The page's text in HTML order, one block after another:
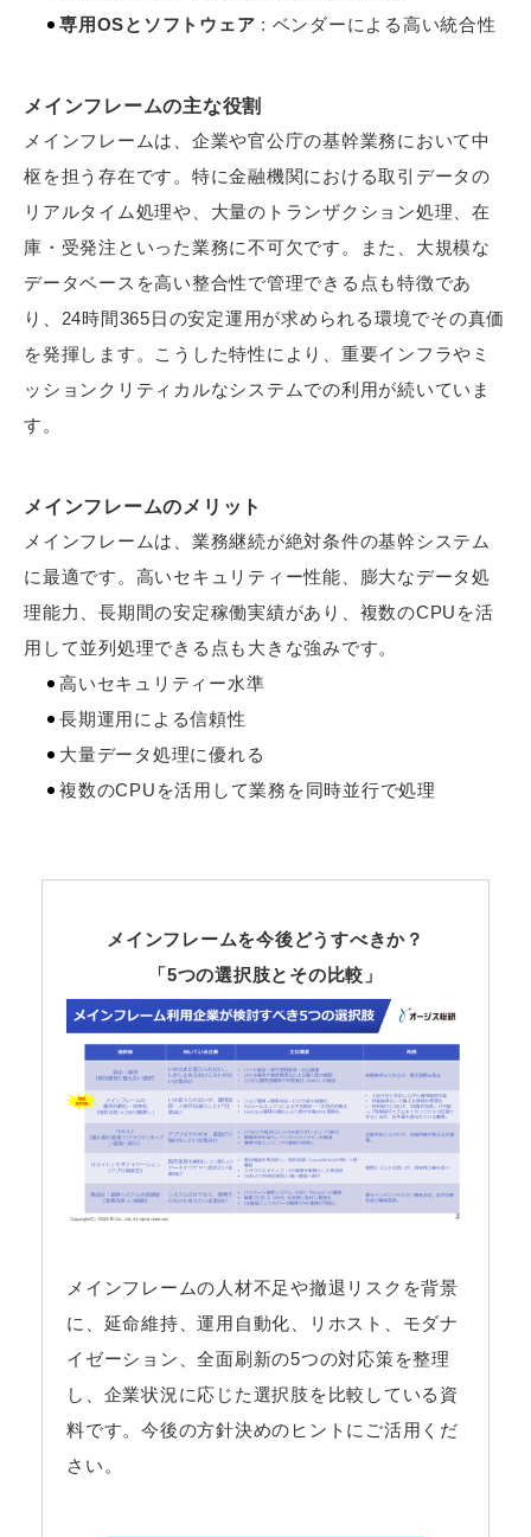
専用OSとソフトウェア : ベンダーによる高い統合性
メインフレームの主な役割
メインフレームは、企業や官公庁の基幹業務において中
枢を担う存在です。特に金融機関における取引データの
リアルタイム処理や、大量のトランザクション処理、在
庫・受発注といった業務に不可欠です。また、大規模な
データベースを高い整合性で管理できる点も特徴であ
り、24時間365日の安定運用が求められる環境でその真価
を発揮します。こうした特性により、重要インフラやミ
ッションクリティカルなシステムでの利用が続いていま
す。
メインフレームのメリット
メインフレームは、業務継続が絶対条件の基幹システム
に最適です。高いセキュリティー性能、膨大なデータ処
理能力、長期間の安定稼働実績があり、複数のCPUを活
用して並列処理できる点も大きな強みです。
高いセキュリティー水準
長期運用による信頼性
大量データ処理に優れる
複数のCPUを活用して業務を同時並行で処理
メインフレームを今後どうすべきか？
「5つの選択肢とその比較」
メインフレームの人材不足や撤退リスクを背景
に、延命維持、運用自動化、リホスト、モダナ
イゼーション、全面刷新の5つの対応策を整理
し、企業状況に応じた選択肢を比較している資
料です。今後の方針決めのヒントにご活用くだ
さい。